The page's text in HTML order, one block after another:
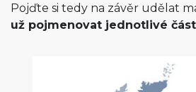
Pojďte si tedy na závěr udělat
už pojmenovat jednotlivé